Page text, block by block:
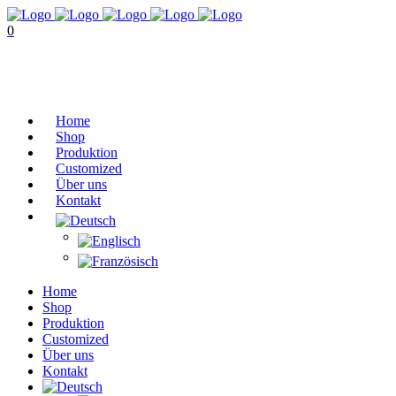
0
Home
Shop
Produktion
Customized
Über uns
Kontakt
Home
Shop
Produktion
Customized
Über uns
Kontakt